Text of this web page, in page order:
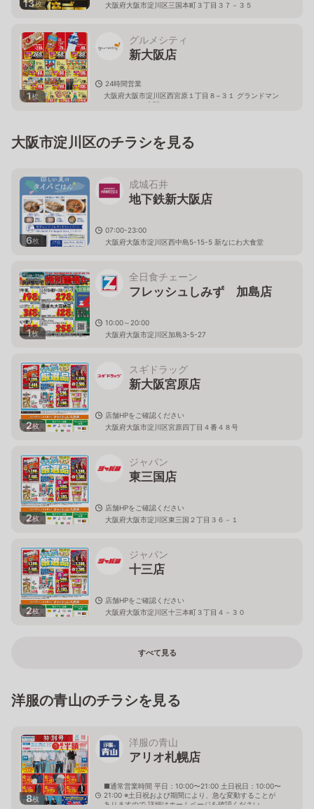
13枚 大阪府大阪市淀川区三国本町３丁目３７－３５
1枚
グルメシティ
新大阪店
24時間営業
大阪府大阪市淀川区西宮原１丁目８−３１ グランドマン
ションニュー大阪
大阪市淀川区のチラシを見る
6枚
成城石井
地下鉄新大阪店
07:00-23:00
大阪府大阪市淀川区西中島5-15-5 新なにわ大食堂
1枚
全日食チェーン
フレッシュしみず 加島店
10:00～20:00
大阪府大阪市淀川区加島3-5-27
2枚
スギドラッグ
新大阪宮原店
店舗HPをご確認ください
大阪府大阪市淀川区宮原四丁目４番４８号
2枚
ジャパン
東三国店
店舗HPをご確認ください
大阪府大阪市淀川区東三国２丁目３６－１
2枚
ジャパン
十三店
店舗HPをご確認ください
大阪府大阪市淀川区十三本町３丁目４－３０
すべて見る
洋服の青山のチラシを見る
8枚
洋服の青山
アリオ札幌店
■通常営業時間 平日：10:00〜21:00 土日祝日：10:00〜
21:00 ※土日祝および期間により、急な変動することが
ありますので 詳細はホームページを確認ください